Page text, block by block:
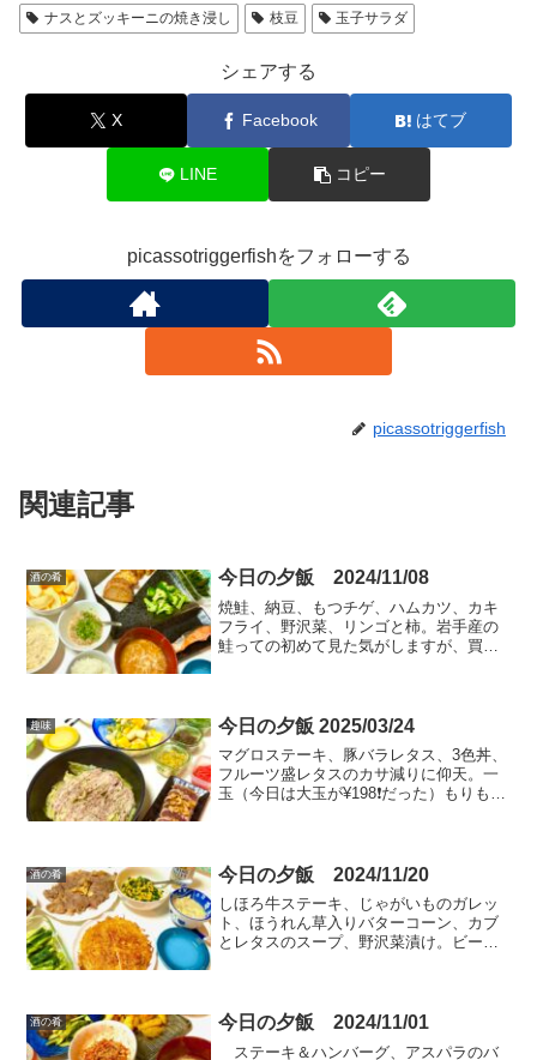
ナスとズッキーニの焼き浸し 枝豆 玉子サラダ
シェアする
X Facebook はてブ
LINE コピー
picassotriggerfishをフォローする
picassotriggerfish
関連記事
酒の肴 今日の夕飯 2024/11/08
焼鮭、納豆、もつチゲ、ハムカツ、カキ
フライ、野沢菜、リンゴと柿。岩手産の
鮭っての初めて見た気がしますが、買っ
趣味 今日の夕飯 2025/03/24
マグロステーキ、豚バラレタス、3色丼、
フルーツ盛レタスのカサ減りに仰天。一
玉（今日は大玉が¥198❗️だった）もりもり
ンで焼きつけた...
酒の肴 今日の夕飯 2024/11/20
しほろ牛ステーキ、じゃがいものガレッ
ト、ほうれん草入りバターコーン、カブ
とレタスのスープ、野沢菜漬け。ビール
酒の肴 今日の夕飯 2024/11/01
ステーキ＆ハンバーグ、アスパラのバ